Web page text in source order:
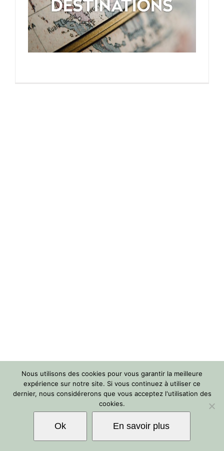
Nous utilisons des cookies pour vous garantir la meilleure
expérience sur notre site. Si vous continuez à utiliser ce
dernier, nous considérerons que vous acceptez l'utilisation des
cookies.
Ok En savoir plus